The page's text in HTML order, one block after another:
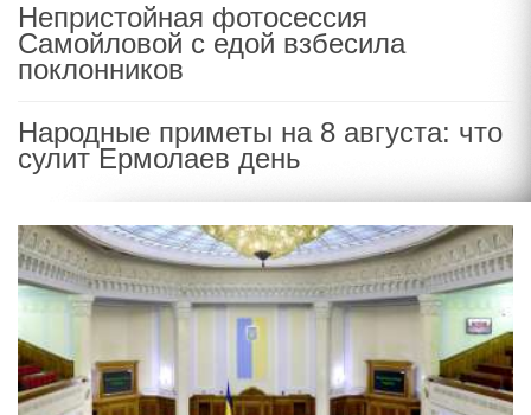
Непристойная фотосессия
Самойловой с едой взбесила
поклонников
Народные приметы на 8 августа: что
сулит Ермолаев день